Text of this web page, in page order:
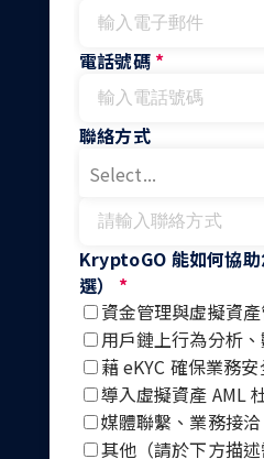
電話號碼 *
聯絡方式
Select...
KryptoGO 能如何協
選）
*
資金管理與虛擬資
用戶鏈上行為分析
藉 eKYC 確保業務
導入虛擬資產 AML
媒體聯繫、業務接洽
其他（請於下方描述